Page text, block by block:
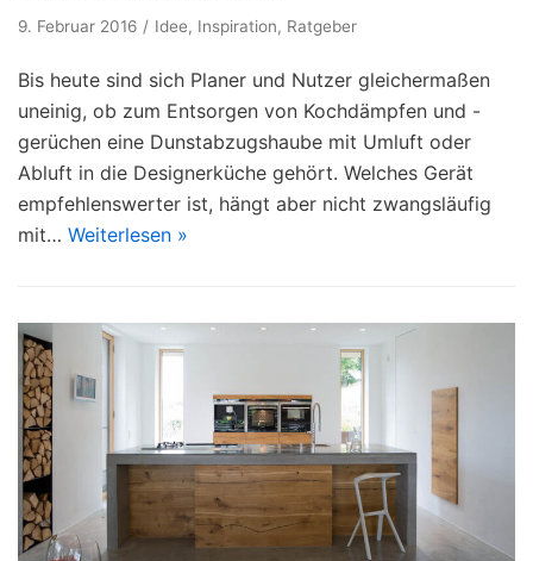
9. Februar 2016 Idee, Inspiration, Ratgeber
Bis heute sind sich Planer und Nutzer gleichermaßen
uneinig, ob zum Entsorgen von Kochdämpfen und -
gerüchen eine Dunstabzugshaube mit Umluft oder
Abluft in die Designerküche gehört. Welches Gerät
empfehlenswerter ist, hängt aber nicht zwangsläufig
mit… Weiterlesen »